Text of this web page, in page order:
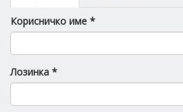
Корисничко име *
Лозинка *